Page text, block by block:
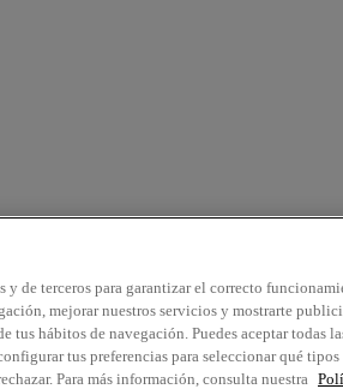
y de terceros para garantizar el correcto
mejorar nuestros servicios y mostrarte
tus hábitos de navegación. Puedes aceptar todas
tus preferencias para seleccionar qué tipos
Para más información, consulta nuestra